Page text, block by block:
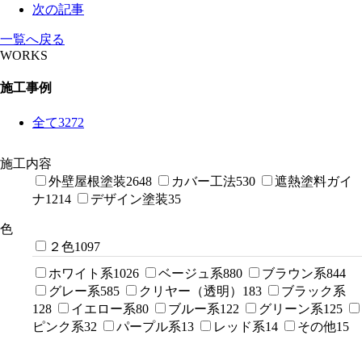
次の記事
一覧へ戻る
WORKS
施工事例
全て3272
施工内容
外壁屋根塗装2648 カバー工法530
遮熱塗料ガイ
ナ1214 デザイン塗装35
色
２色1097
ホワイト系1026 ベージュ系880 ブラウン系844
グレー系585 クリヤー（透明） 183
ブラック系
128
イエロー系80 ブルー系122 グリーン系125
ピンク系32 パープル系13 レッド系14 その他15